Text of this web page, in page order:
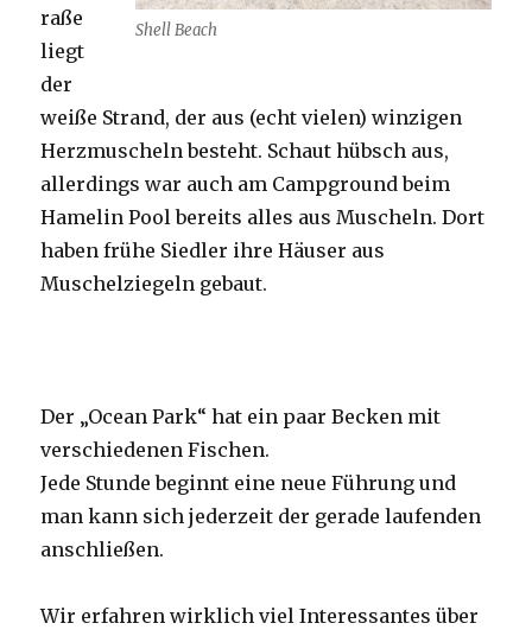
Shell Beach
raße
liegt
der
weiße Strand, der aus (echt vielen) winzigen
Herzmuscheln besteht. Schaut hübsch aus,
allerdings war auch am Campground beim
Hamelin Pool bereits alles aus Muscheln. Dort
haben frühe Siedler ihre Häuser aus
Muschelziegeln gebaut.
Der „Ocean Park“ hat ein paar Becken mit
verschiedenen Fischen.
Jede Stunde beginnt eine neue Führung und
man kann sich jederzeit der gerade laufenden
anschließen.
Wir erfahren wirklich viel Interessantes über